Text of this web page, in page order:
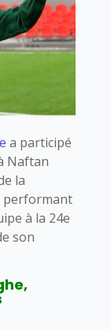
a participé
Naftan
la
performant
à la 24e
son